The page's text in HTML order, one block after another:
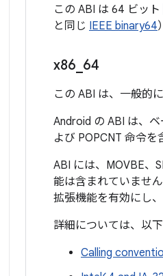
この ABI は 64 ビット
と同じ IEEE binary64
x86 64
この ABI は、一般的
Android の ABI は、
よび POPCNT 命令を
ABI には、MOVBE、
能は含まれていませ
拡張機能を有効にし
詳細については、以
Calling